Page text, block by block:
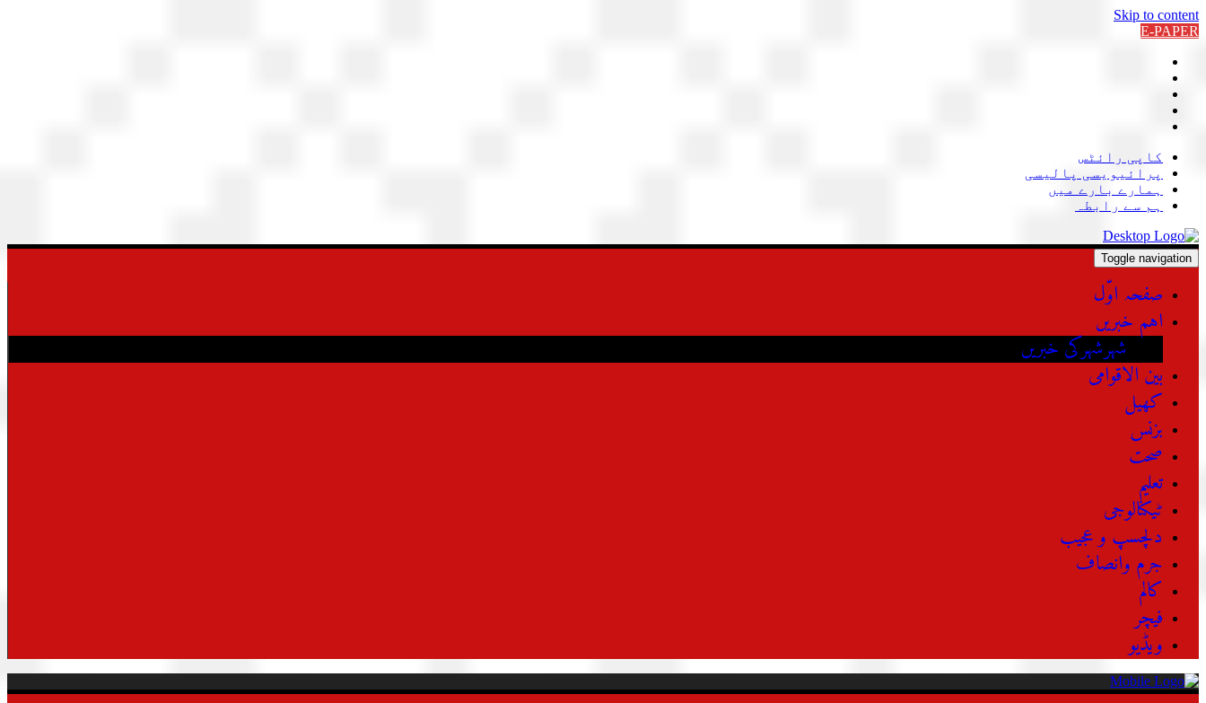
Skip to content
E-PAPER
کاپی رائٹس
پرائیویسی پالیسی
ہمارے بارے میں
ہم سے رابطہ
Toggle navigation
صفحہ اوّل
اہم خبریں
شہرشہرکی خبریں
بین الاقوامی
کھیل
بزنس
صحت
تعلیم
ٹیکنالوجی
دلچسپ و عجیب
جرم وانصاف
کالم
فیچر
ویڈیو